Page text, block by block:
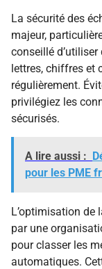
La sécurité des
majeur,
conseillé
lettres, chiffres et
régulièrement.
privilégiez les
sécurisés.
A lire aussi :
pour les PME
L’optimisation de
par une
pour classer les
automatiques.